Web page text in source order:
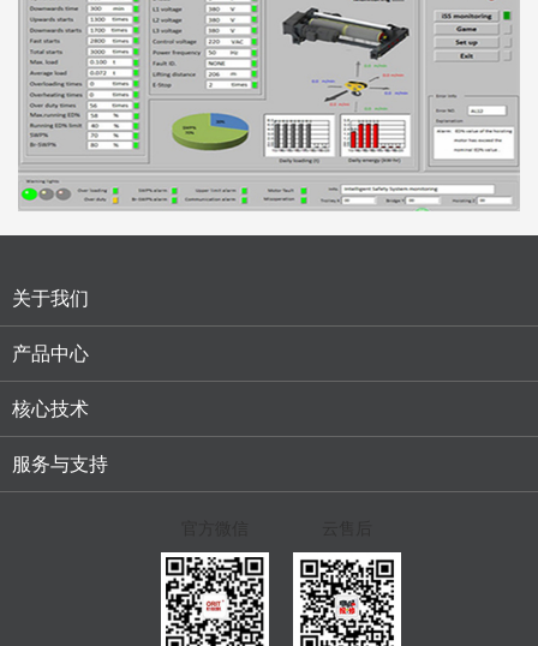
关于我们
产品中心
核心技术
服务与支持